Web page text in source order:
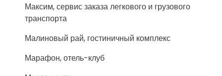
Максим, сервис заказа легкового и грузового
транспорта
Малиновый рай, гостиничный комплекс
Марафон, отель-клуб